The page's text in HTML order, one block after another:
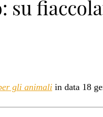
su
gli animaliin data 18